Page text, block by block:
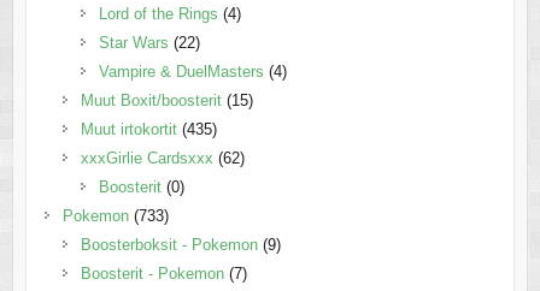
Lord of the Rings (4)
Star Wars (22)
Vampire & DuelMasters (4)
Muut Boxit/boosterit (15)
Muut irtokortit (435)
xxxGirlie Cardsxxx (62)
Boosterit (0)
Pokemon (733)
Boosterboksit - Pokemon (9)
Boosterit - Pokemon (7)